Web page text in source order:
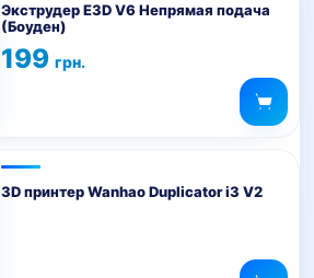
Экструдер E3D V6 Непрямая подача
(Боуден)
199 грн.
3D принтер Wanhao Duplicator i3 V2